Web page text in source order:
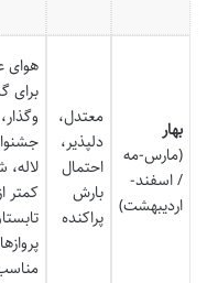
بهار
(مارس-مه
/ اسفند-
اردیبهشت)
معتدل،
دلپذیر،
احتمال
بارش
پراکنده
هوای
برای
وگذار،
کمتر